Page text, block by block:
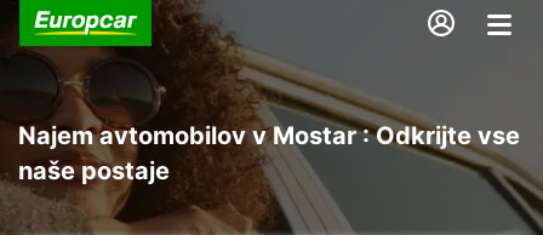
Najem avtomobilov v Mostar : Odkrijte vse
naše postaje